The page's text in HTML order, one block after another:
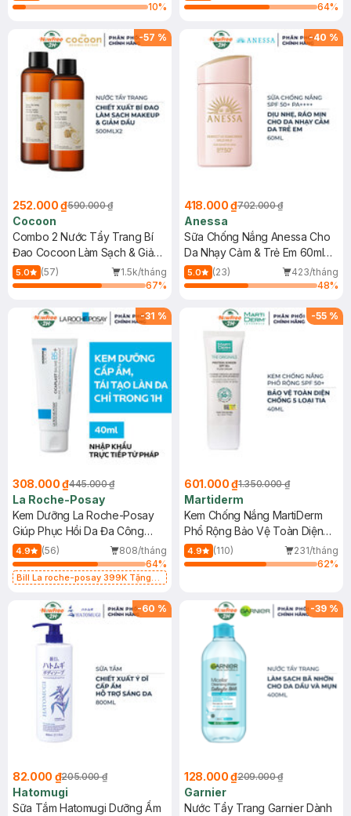
10%
64%
-57 %
252.000 ₫590.000 ₫
Cocoon
Combo 2 Nước Tẩy Trang Bí
Đao Cocoon Làm Sạch & Giảm
Dầu 500ml
5.0 (57)
1.5k/tháng
67%
-40 %
418.000 ₫702.000 ₫
Anessa
Sữa Chống Nắng Anessa Cho
Da Nhạy Cảm & Trẻ Em 60ml
(Mới)
5.0 (23)
423/tháng
48%
-31 %
308.000 ₫445.000 ₫
La Roche-Posay
Kem Dưỡng La Roche-Posay
Giúp Phục Hồi Da Đa Công
Dụng 40ml
4.9 (56)
808/tháng
64%
Bill La roche-posay 399K Tặng
(SL có hạn)
-55 %
601.000 ₫1.350.000 ₫
Martiderm
Kem Chống Nắng MartiDerm
Phổ Rộng Bảo Vệ Toàn Diện
40ml
4.9 (110)
231/tháng
62%
-60 %
82.000 ₫205.000 ₫
Hatomugi
Sữa Tắm Hatomugi Dưỡng Ẩm
-39 %
128.000 ₫209.000 ₫
Garnier
Nước Tẩy Trang Garnier Dành